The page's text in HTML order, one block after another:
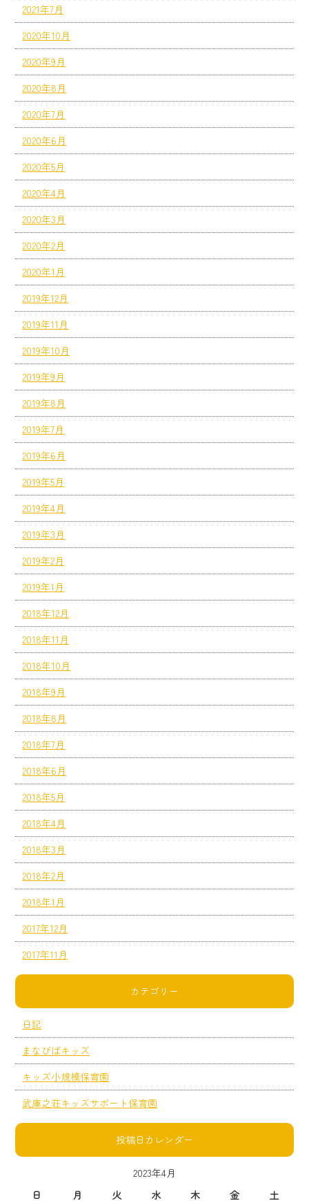
2021年7月
2020年10月
2020年9月
2020年8月
2020年7月
2020年6月
2020年5月
2020年4月
2020年3月
2020年2月
2020年1月
2019年12月
2019年11月
2019年10月
2019年9月
2019年8月
2019年7月
2019年6月
2019年5月
2019年4月
2019年3月
2019年2月
2019年1月
2018年12月
2018年11月
2018年10月
2018年9月
2018年8月
2018年7月
2018年6月
2018年5月
2018年4月
2018年3月
2018年2月
2018年1月
2017年12月
2017年11月
カテゴリー
日記
まなびばキッズ
キッズ小規模保育園
武庫之荘キッズサポート保育園
投稿日カレンダー
2023年4月
日
月 火 水 木 金 土